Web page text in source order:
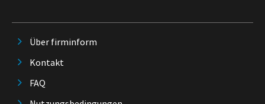
Über firminform
Kontakt
FAQ